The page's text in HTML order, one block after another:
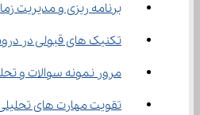
برنامه ریزی و مدیریت
تکنیک های قبولی در دروس
مرور نمونه سوالات و
تقویت مهارت های